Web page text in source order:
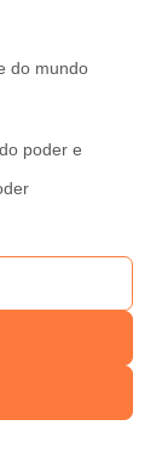
do mundo
poder e